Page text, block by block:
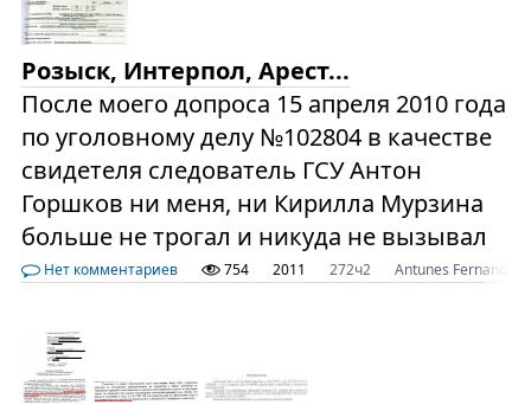
Розыск, Интерпол, Арест...
После моего допроса 15 апреля 2010 года
по уголовному делу №102804 в качестве
свидетеля следователь ГСУ Антон
Горшков ни меня, ни Кирилла Мурзина
больше не трогал и никуда не вызывал
Нет комментариев 754 2011 272ч2 Antunes Fernandes